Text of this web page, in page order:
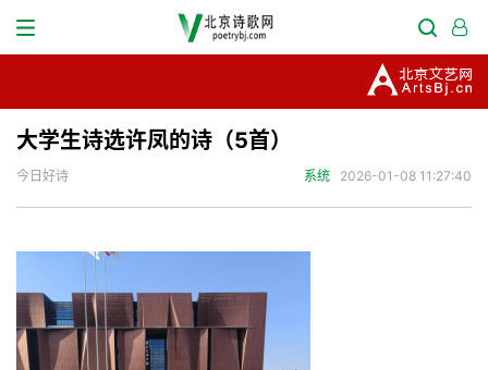
大学生诗选许凤的诗（5首）
今日好诗 系统 2026-01-08 11:27:40